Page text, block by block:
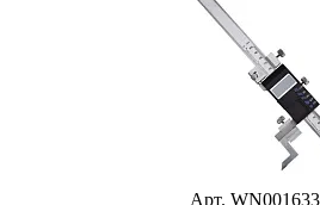
Арт.